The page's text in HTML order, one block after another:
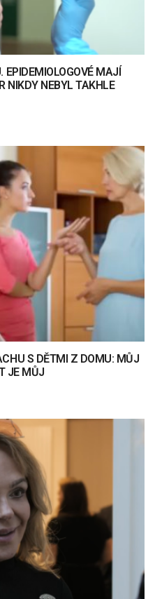
EPIDEMIOLOGOVÉ MAJÍ
NIKDY NEBYL TAKHLE
S DĚTMI Z DOMU: MŮJ
JE MŮJ